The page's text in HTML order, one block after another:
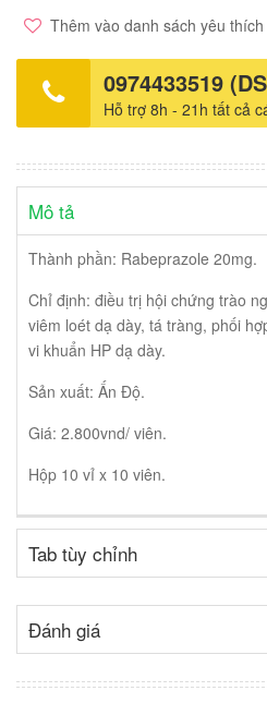
Thêm vào danh sách yêu thích
0974433519
Hỗ trợ 8h - 21h tất cả
Mô tả
Thành phần: Rabeprazole 20mg.
Chỉ định: điều trị hội chứng trào
viêm loét dạ dày, tá tràng, phối
vi khuẩn HP dạ dày.
Sản xuất: Ấn Độ.
Giá: 2.800vnd/ viên.
Hộp 10 vỉ x 10 viên.
Tab tùy chỉnh
Đánh giá